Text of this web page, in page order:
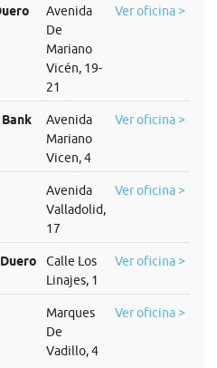
Avenida
De
Mariano
Vicén, 19-
21
Ver oficina >
Avenida
Mariano
Vicen, 4
Ver oficina >
Avenida
Valladolid,
17
Ver oficina >
Calle Los
Linajes, 1
Ver oficina >
Marques
De
Vadillo, 4
Ver oficina >